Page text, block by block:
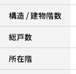
構造 / 建物階数
総戸数
所在階